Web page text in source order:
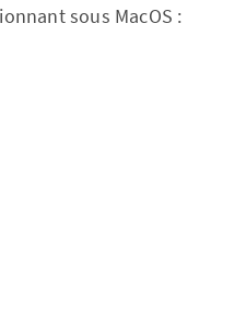
sous MacOS :